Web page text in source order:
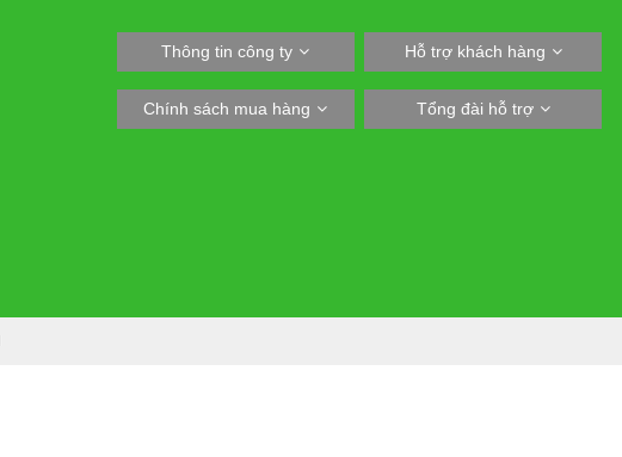
Thông tin công ty Hỗ trợ khách hàng
Chính sách mua hàng Tổng đài hỗ trợ